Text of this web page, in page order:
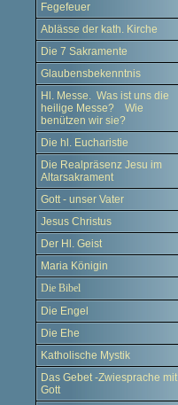
Fegefeuer
Ablässe der kath. Kirche
Die 7 Sakramente
Glaubensbekenntnis
Hl. Messe. Was ist uns die
heilige Messe? Wie
benützen wir sie?
Die hl. Eucharistie
Die Realpräsenz Jesu im
Altarsakrament
Gott - unser Vater
Jesus Christus
Der Hl. Geist
Maria Königin
Die Bibel
Die Engel
Die Ehe
Katholische Mystik
Das Gebet -Zwiesprache mit
Gott